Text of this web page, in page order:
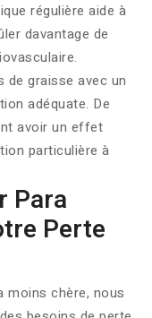
régulière aide à
davantage de
de graisse avec un
adéquate. De
avoir un effet
particulière à
Para
Perte
moins chère, nous